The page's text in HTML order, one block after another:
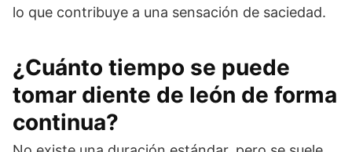
lo que contribuye a una sensación de saciedad.
¿Cuánto tiempo se puede
tomar diente de león de forma
continua?